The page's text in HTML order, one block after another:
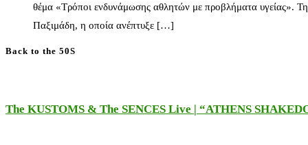
θέμα «Τρόποι ενδυνάμωσης αθλητών με προβλήματα υγείας».
Παξιμάδη, η οποία ανέπτυξε […]
Back to the 50S
The KUSTOMS & The SENCES Live | “ATHENS